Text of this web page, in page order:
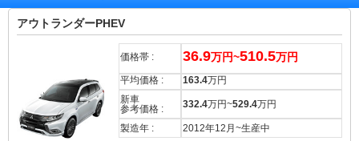
アウトランダーPHEV
価格帯 : 36.9万円~510.5万円
平均価格 : 163.4万円
新車
参考価格 :
332.4万円~529.4万円
製造年 : 2012年12月~生産中